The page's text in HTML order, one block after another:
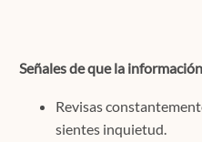
Señales de que la
Revisas
sientes inquietud.